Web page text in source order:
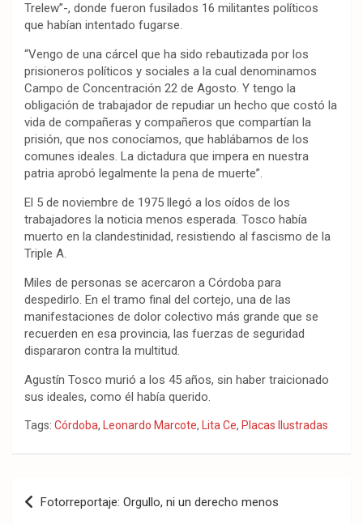
Trelew”-, donde fueron fusilados 16 militantes políticos
que habían intentado fugarse.
“Vengo de una cárcel que ha sido rebautizada por los
prisioneros políticos y sociales a la cual denominamos
Campo de Concentración 22 de Agosto. Y tengo la
obligación de trabajador de repudiar un hecho que costó la
vida de compañeras y compañeros que compartían la
prisión, que nos conocíamos, que hablábamos de los
comunes ideales. La dictadura que impera en nuestra
patria aprobó legalmente la pena de muerte”.
El 5 de noviembre de 1975 llegó a los oídos de los
trabajadores la noticia menos esperada. Tosco había
muerto en la clandestinidad, resistiendo al fascismo de la
Triple A.
Miles de personas se acercaron a Córdoba para
despedirlo. En el tramo final del cortejo, una de las
manifestaciones de dolor colectivo más grande que se
recuerden en esa provincia, las fuerzas de seguridad
dispararon contra la multitud.
Agustín Tosco murió a los 45 años, sin haber traicionado
sus ideales, como él había querido.
Tags: Córdoba, Leonardo Marcote, Lita Ce, Placas Ilustradas
Navegación
de
Fotorreportaje: Orgullo, ni un derecho menos